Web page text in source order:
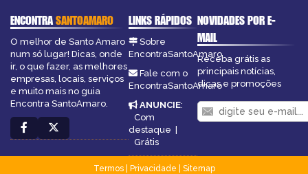
ENCONTRASANTOAMARO
O melhor de Santo Amaro
num só lugar! Dicas, onde
ir, o que fazer, as melhores
empresas, locais, serviços
e muito mais no guia
Encontra SantoAmaro.
LINKS RÁPIDOS
Sobre
EncontraSantoAmaro
Fale com o
EncontraSantoAmaro
ANUNCIE:
Com
destaque |
Grátis
NOVIDADES POR E-
MAIL
Receba grátis as
principais notícias,
dicas e promoções
Termos| Privacidade
Sitemap